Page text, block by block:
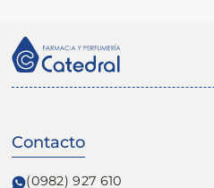
Contacto
(0982) 927 610